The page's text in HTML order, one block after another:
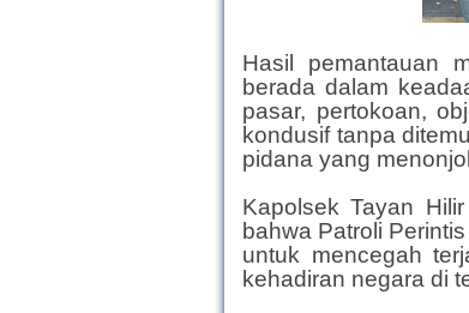
Hasil pemantauan
berada dalam
pasar, pertokoan,
kondusif tanpa
pidana yang
Kapolsek Tayan
bahwa Patroli
untuk mencegah
kehadiran negara di